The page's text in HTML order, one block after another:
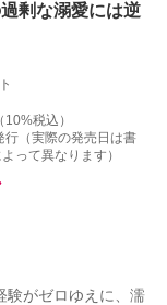
剰な溺愛には逆
税込）
（実際の発売日は書
って異なります）
験がゼロゆえに、濡